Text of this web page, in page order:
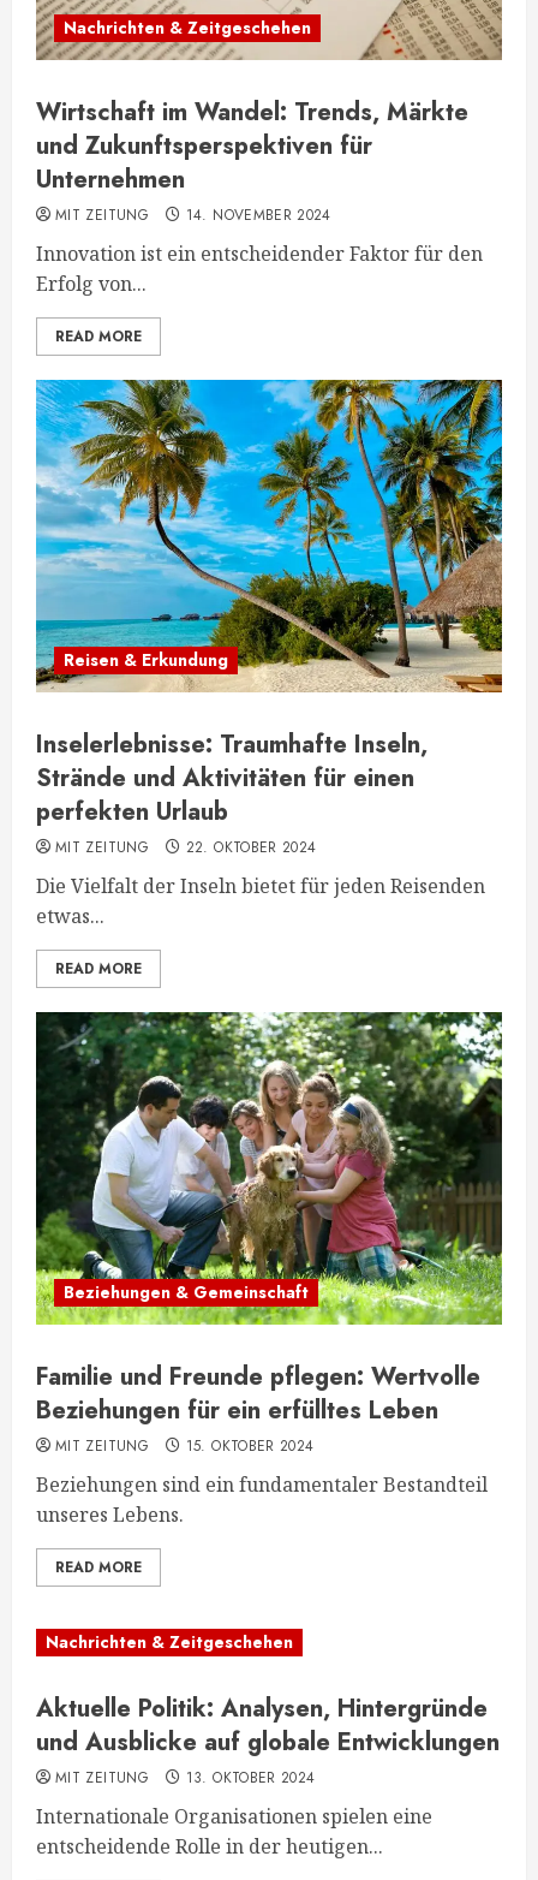
Nachrichten & Zeitgeschehen
Wirtschaft im Wandel: Trends, Märkte
und Zukunftsperspektiven für
Unternehmen
MIT ZEITUNG 14. NOVEMBER 2024
Innovation ist ein entscheidender Faktor für den
Erfolg von...
READ MORE
Reisen & Erkundung
Inselerlebnisse: Traumhafte Inseln,
Strände und Aktivitäten für einen
perfekten Urlaub
MIT ZEITUNG 22. OKTOBER 2024
Die Vielfalt der Inseln bietet für jeden Reisenden
etwas...
READ MORE
Beziehungen & Gemeinschaft
Familie und Freunde pflegen: Wertvolle
Beziehungen für ein erfülltes Leben
MIT ZEITUNG 15. OKTOBER 2024
Beziehungen sind ein fundamentaler Bestandteil
unseres Lebens.
READ MORE
Nachrichten & Zeitgeschehen
Aktuelle Politik: Analysen, Hintergründe
und Ausblicke auf globale Entwicklungen
MIT ZEITUNG 13. OKTOBER 2024
Internationale Organisationen spielen eine
entscheidende Rolle in der heutigen...